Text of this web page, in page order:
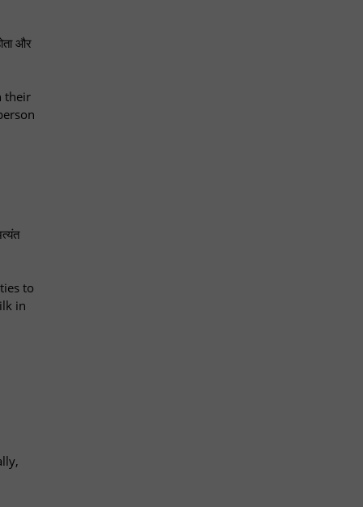
और
their
to
in